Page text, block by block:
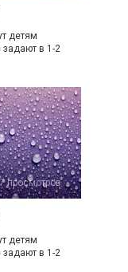
детям
в 1-2
просмотров
детям
в 1-2